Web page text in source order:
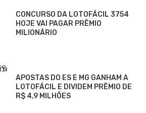
CONCURSO DA LOTOFÁCIL 3754
HOJE VAI PAGAR PRÊMIO
MILIONÁRIO
APOSTAS DO ES E MG GANHAM A
LOTOFÁCIL E DIVIDEM PRÊMIO DE
R$ 4,9 MILHÕES